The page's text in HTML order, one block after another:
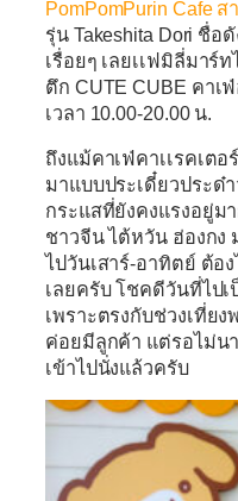
PomPomPurin Cafe ส
รุ่น Takeshita Dori ชื่อ
เรื่อยๆ เลยเเฟมิลี่มาร์
ตึก CUTE CUBE คาเ
เวลา 10.00-20.00 น.
ถึงแม้คาเฟ่คาเเรคเต
มาแบบประเดี๋ยวประด๋
กระแสที่ยังคงแรงอยู่ม
ชาวจีน ไต้หวัน ฮ่องก
ไปวันเสาร์-อาทิตย์ ต้อ
เลยครับ โชคดีวันที่ไป
เพราะตรงกับช่วงเที่ย
ค่อยมีลูกค้า แต่รอไม่น
เข้าไปนั่งแล้วครับ